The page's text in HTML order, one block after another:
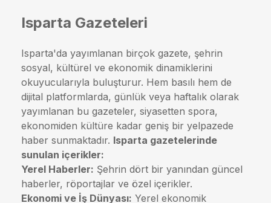
Isparta Gazeteleri
Isparta'da yayımlanan birçok gazete, şehrin
sosyal, kültürel ve ekonomik dinamiklerini
okuyucularıyla buluşturur. Hem basılı hem de
dijital platformlarda, günlük veya haftalık olarak
yayımlanan bu gazeteler, siyasetten spora,
ekonomiden kültüre kadar geniş bir yelpazede
haber sunmaktadır. Isparta gazetelerinde
sunulan içerikler:
Yerel Haberler: Şehrin dört bir yanından güncel
haberler, röportajlar ve özel içerikler.
Ekonomi ve İş Dünyası: Yerel ekonomik